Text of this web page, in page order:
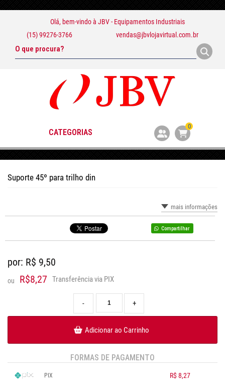
Olá, bem-vindo à JBV - Equipamentos Industriais
(15) 99276-3766
vendas@jbvlojavirtual.com.br
CATEGORIAS
0
Suporte 45º para trilho din
mais informações
Compartilhar
por: R$ 9,50
ou R$8,27 Transferência via PIX
+
-
Adicionar ao Carrinho
FORMAS DE PAGAMENTO
PIX R$ 8,27